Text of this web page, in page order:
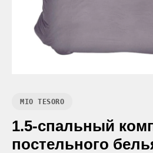
MIO TESORO
1.5-спальный
постельного